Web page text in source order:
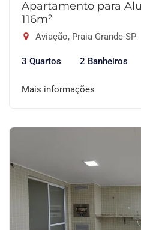
Apartamento para
116m²
Aviação, Praia Grande-SP
3 Quartos 2 Banheiros
Mais informações